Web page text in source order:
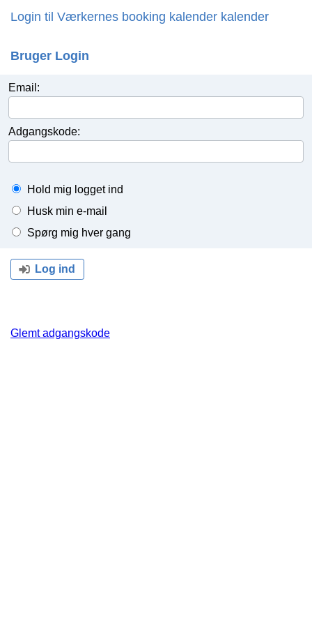
Login til Værkernes booking kalender kalender
Bruger Login
Email:
Adgangskode:
Hold mig logget ind
Husk min e-mail
Spørg mig hver gang
Log ind
Glemt adgangskode